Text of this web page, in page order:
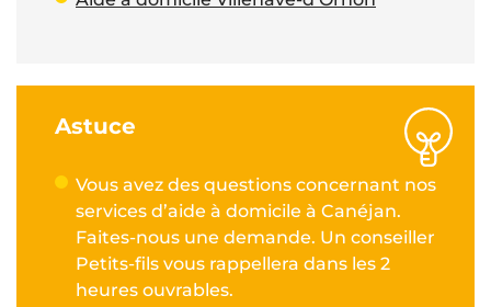
Astuce
Vous avez des questions concernant nos
services d’aide à domicile à Canéjan.
Faites-nous une demande. Un conseiller
Petits-fils vous rappellera dans les 2
heures ouvrables.